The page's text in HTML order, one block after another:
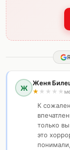
Ж
Женя
★ ★ ★ ★ ★
К
только
это
понимали,